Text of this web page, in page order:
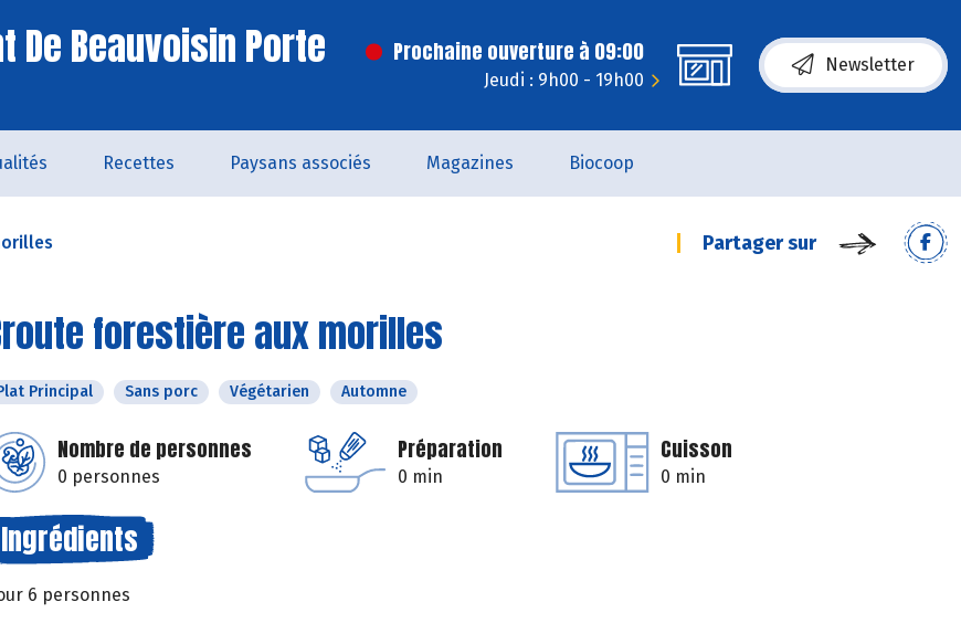
De Beauvoisin Porte Prochaine ouverture à 09:00
Jeudi : 9h00 - 19h00
Newsletter
Recettes Paysans associés Magazines Biocoop
Partager sur
forestière aux morilles
Principal Sans porc Végétarien Automne
Nombre de personnes
0 personnes
Préparation
0 min
Cuisson
0 min
Ingrédients
6 personnes